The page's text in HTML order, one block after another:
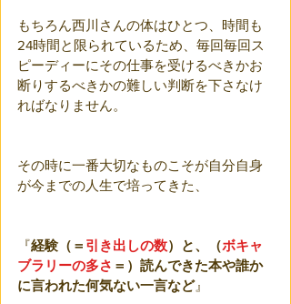
もちろん西川さんの体はひとつ、時間も
24時間と限られているため、毎回毎回ス
ピーディーにその仕事を受けるべきかお
断りするべきかの難しい判断を下さなけ
ればなりません。
その時に一番大切なものこそが自分自身
が今までの人生で培ってきた、
『経験（＝ 引き出しの数） と、（ボキャ
ブラリーの多さ ＝）読んできた本や誰か
に言われた何気ない一言など』